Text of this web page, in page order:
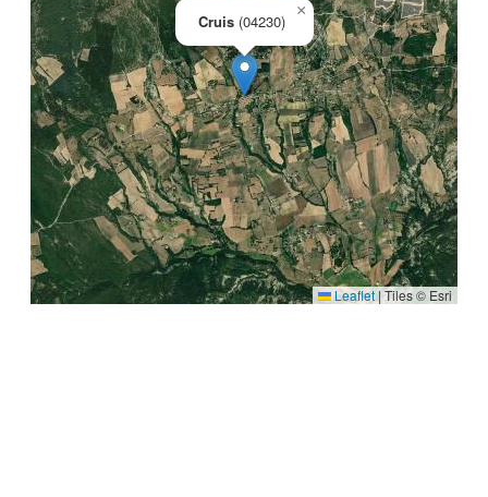
Cruis (04230)
×
Leaflet |Tiles © Esri